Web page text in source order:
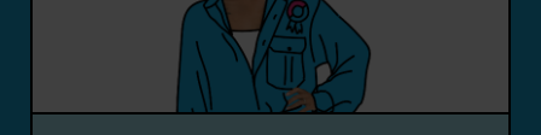
marketingmail
uitschrijven.
CAPTCHA